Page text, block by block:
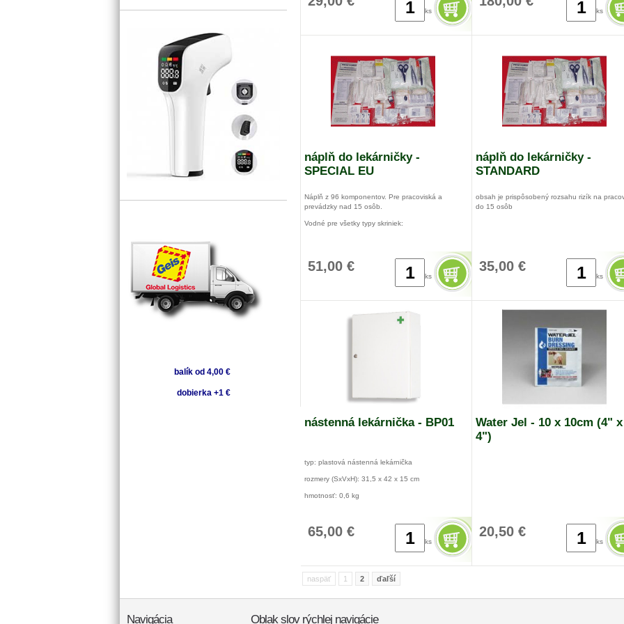
ks
nálepkadrevená nástenná lekárnička so zeleným
ks
náplň do lekárničky -
SPECIAL EU
Náplň z 96 komponentov. Pre pracoviská a
prevádzky nad 15 osôb.
Vodné pre všetky typy skriniek:
51,00 €
ks
náplň do lekárničky -
STANDARD
obsah je prispôsobený rozsahu rizík na
do 15 osôb
35,00 €
ks
nástenná lekárnička - BP01
typ: plastová nástenná lekárnička
rozmery (SxVxH): 31,5 x 42 x 15 cm
hmotnosť: 0,6 kg
65,00 €
ks
Water Jel - 10 x 10cm (4" x
4")
20,50 €
ks
naspäť 1 2 ďaľší
balík od 4,00 €
dobierka +1 €
Navigácia Oblak slov rýchlej navigácie